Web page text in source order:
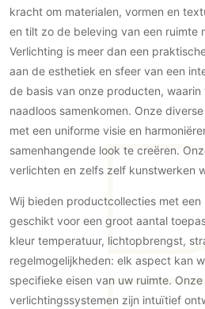
Keukenapparatuur
Keukenbladen
Keukenaccessoires
Keukenkranen
Ramen en deuren
Aluminium deuren
Stalen deuren
Deurbeslag
Raambeslag
Meubelbeslag
Gevel
Gevelstenen
Houten gevelbekleding
Stucwerk
Schilderwerk buiten
Vlonders
Zonwering
Zonwering buiten
Villa
Zwembad
Zakelijk
kracht om materialen, vormen en
en tilt zo de beleving van een ruimte
Verlichting is meer dan een
aan de esthetiek en sfeer van een
de basis van onze producten,
naadloos samenkomen. Onze
met een uniforme visie en
samenhangende look te creëren.
verlichten en zelfs zelf kunstwerken
Wij bieden productcollecties met
geschikt voor een groot aantal
kleur temperatuur, lichtopbrengst,
regelmogelijkheden: elk aspect kan
specifieke eisen van uw ruimte.
verlichtingssystemen zijn intuïtief